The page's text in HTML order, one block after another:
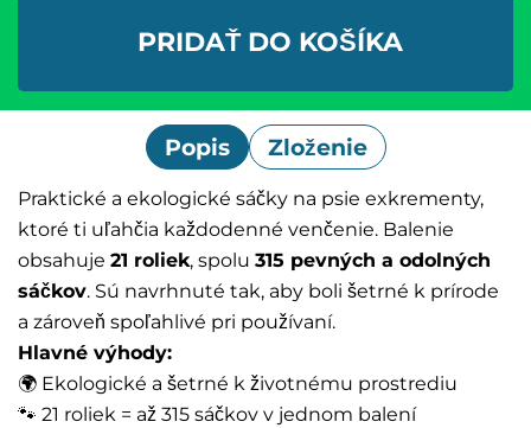
PRIDAŤ DO KOŠÍKA
Popis Zloženie
Praktické a ekologické sáčky na psie exkrementy,
ktoré ti uľahčia každodenné venčenie. Balenie
obsahuje 21 roliek, spolu 315 pevných a odolných
sáčkov. Sú navrhnuté tak, aby boli šetrné k prírode
a zároveň spoľahlivé pri používaní.
Hlavné výhody:
🌍 Ekologické a šetrné k životnému prostrediu
🐾 21 roliek = až 315 sáčkov v jednom balení